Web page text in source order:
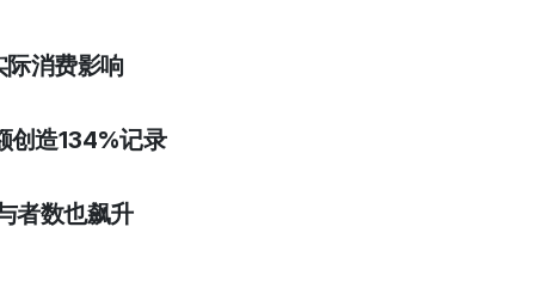
际消费影响
创造134%记录
者数也飙升